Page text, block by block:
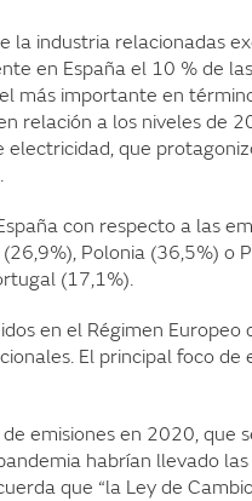
la industria relacionadas
en España el 10 % de
más importante en
relación a los niveles de
que
con respecto a las
Polonia (36,5%) o
(17,1%).
en el Régimen Europeo
El principal foco de
emisiones en 2020, que
habrían llevado las
que “la Ley de